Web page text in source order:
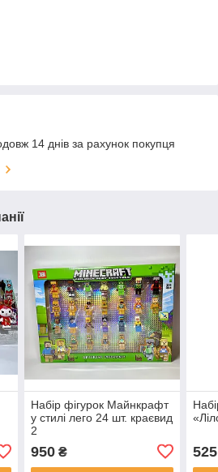
14 днів за рахунок покупця
Набір фігурок Майнкрафт
у стилі лего 24 шт. краєвид
2
950₴ 525